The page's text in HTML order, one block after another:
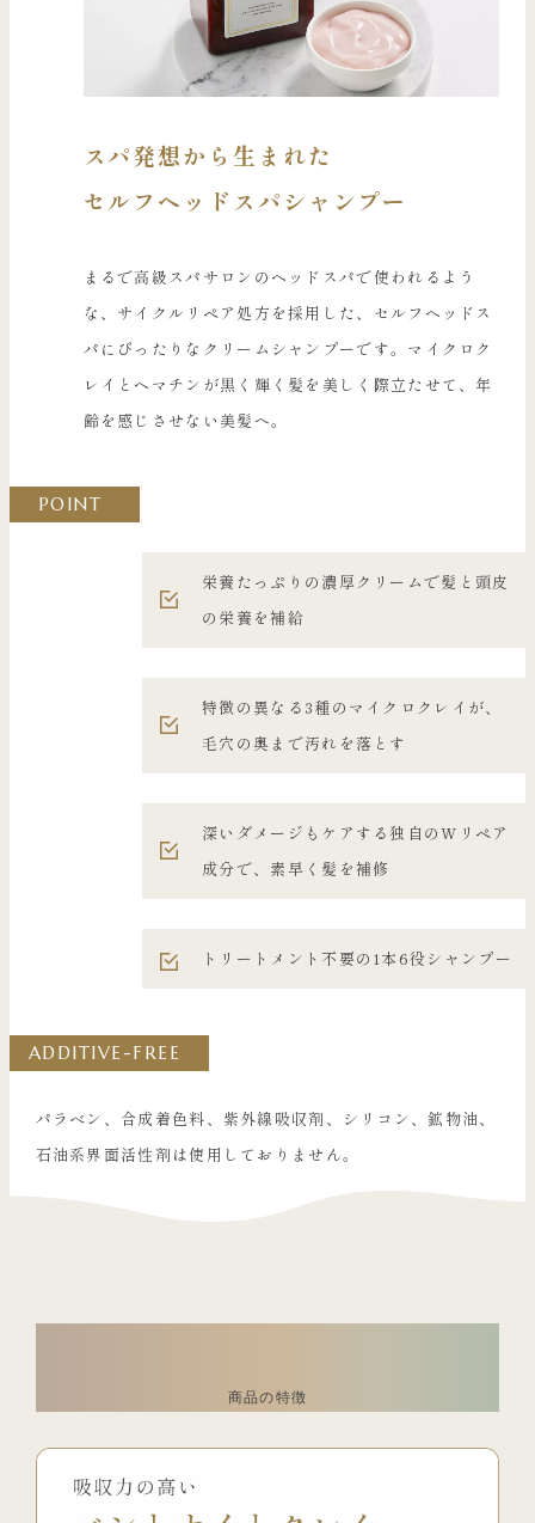
スパ発想から生まれた
セルフヘッドスパシャンプー
まるで高級スパサロンのヘッドスパで使われるよう
な、サイクルリペア処方を採用した、セルフヘッドス
パにぴったりなクリームシャンプーです。マイクロク
レイとヘマチンが黒く輝く髪を美しく際立たせて、年
齢を感じさせない美髪へ。
POINT
栄養たっぷりの濃厚クリームで髪と頭皮
の栄養を補給
特徴の異なる3種のマイクロクレイが、
毛穴の奥まで汚れを落とす
深いダメージもケアする独自のWリペア
成分で、素早く髪を補修
トリートメント不要の1本6役シャンプー
ADDITIVE-FREE
パラベン、合成着色料、紫外線吸収剤、シリコン、鉱物油、
石油系界面活性剤は使用しておりません。
商品の特徴